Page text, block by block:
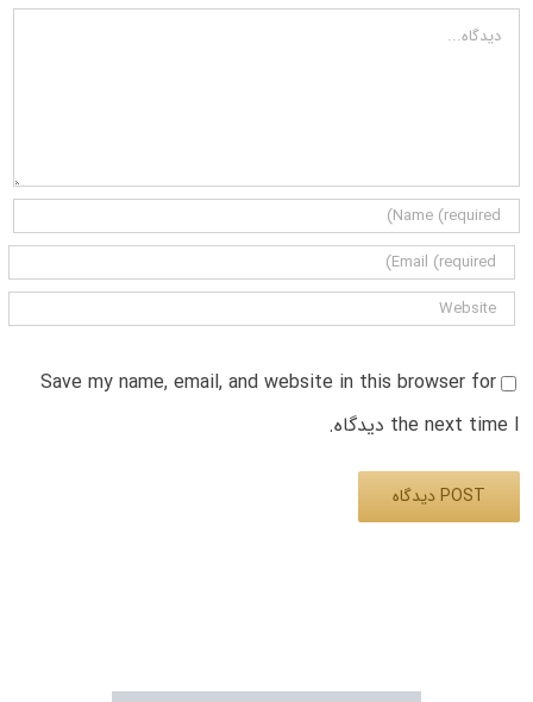
دیدگاه
Save my name, email, and website in this browser for
the next time I دیدگاه.